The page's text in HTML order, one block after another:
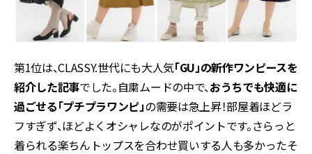
第1位は、CLASSY.世代にも大人気「GU」の新作ワンピースを
紹介した記事でした。自粛ムードの中で、おうちでも快適に
過ごせる「プチプラワンピ」の需要は急上昇！部屋着ほどラ
フすぎず、ほどよくオシャレなのがポイントです。さらっと
着られる楽ちんトップスを合わせ買いする人も多かったそ